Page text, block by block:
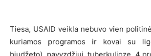
Tiesa, USAID veikla nebuvo vien
kuriamos programos ir kovai su